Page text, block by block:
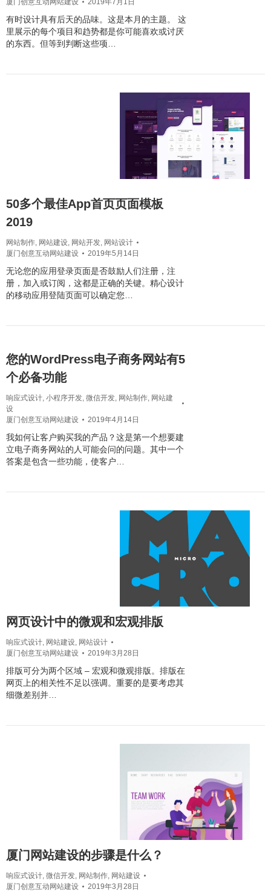
厦门创意互动网站建设 2019年7月1日
有时设计具有后天的品味。这是本月的主题。 这
里展示的每个项目和趋势都是你可能喜欢或讨厌
的东西。但等到判断这些项…
50多个最佳App首页页面模板
2019
网站制作, 网站建设, 网站开发, 网站设计
厦门创意互动网站建设
2019年5月14日
无论您的应用登录页面是否鼓励人们注册，注
册，加入或订阅，这都是正确的关键。精心设计
的移动应用登陆页面可以确定您…
您的WordPress电子商务网站有5
个必备功能
响应式设计, 小程序开发, 微信开发, 网站制作, 网站建
设
厦门创意互动网站建设
2019年4月14日
我如何让客户购买我的产品？这是第一个想要建
立电子商务网站的人可能会问的问题。其中一个
答案是包含一些功能，使客户…
网页设计中的微观和宏观排版
响应式设计, 网站建设, 网站设计
厦门创意互动网站建设
2019年3月28日
排版可分为两个区域 – 宏观和微观排版。排版在
网页上的相关性不足以强调。重要的是要考虑其
细微差别并…
厦门网站建设的步骤是什么？
响应式设计, 微信开发, 网站制作, 网站建设
厦门创意互动网站建设
2019年3月28日